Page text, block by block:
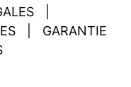
GARANTIE